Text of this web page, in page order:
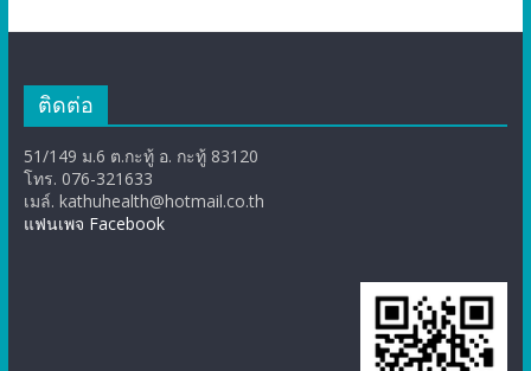
ติดต่อ
51/149 ม.6 ต.กะทู้ อ. กะทู้ 83120
โทร. 076-321633
เมล์. kathuhealth@hotmail.co.th
แฟนเพจ Facebook